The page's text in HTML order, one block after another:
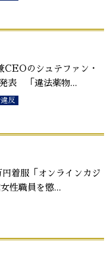
CEOのシュテファン・
表 「違法薬物...
反
着服「オンラインカジ
性職員を懲...